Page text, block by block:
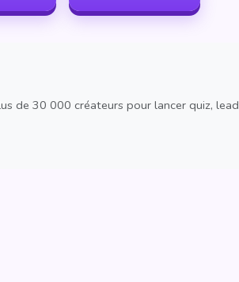
de 30 000 créateurs pour lancer quiz, lead